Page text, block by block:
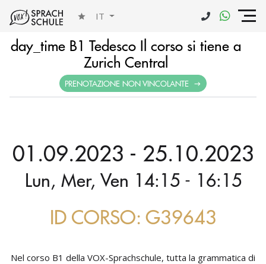
IT
day_time B1 Tedesco Il corso si tiene a
Zurich Central
PRENOTAZIONE NON VINCOLANTE
01.09.2023 - 25.10.2023
Lun, Mer, Ven 14:15 - 16:15
ID CORSO: G39643
Nel corso B1 della VOX-Sprachschule, tutta la grammatica di